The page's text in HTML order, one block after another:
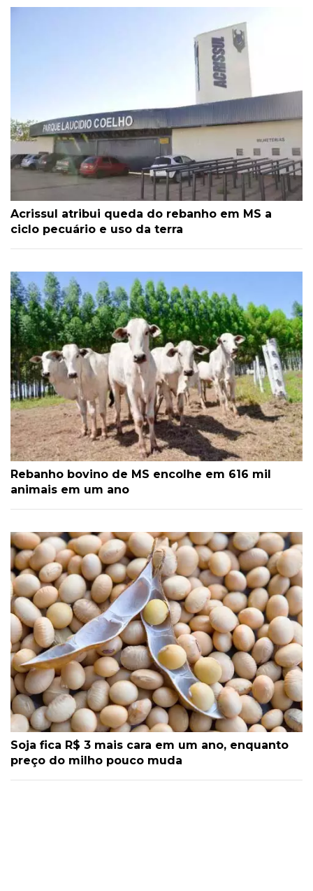
Acrissul atribui queda do rebanho em MS a
ciclo pecuário e uso da terra
Rebanho bovino de MS encolhe em 616 mil
animais em um ano
Soja fica R$ 3 mais cara em um ano, enquanto
preço do milho pouco muda